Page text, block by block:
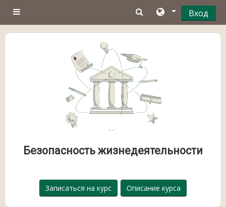
Боковая панель
Вход
Безопасность жизнедеятельности
Записаться на курс Описание курса